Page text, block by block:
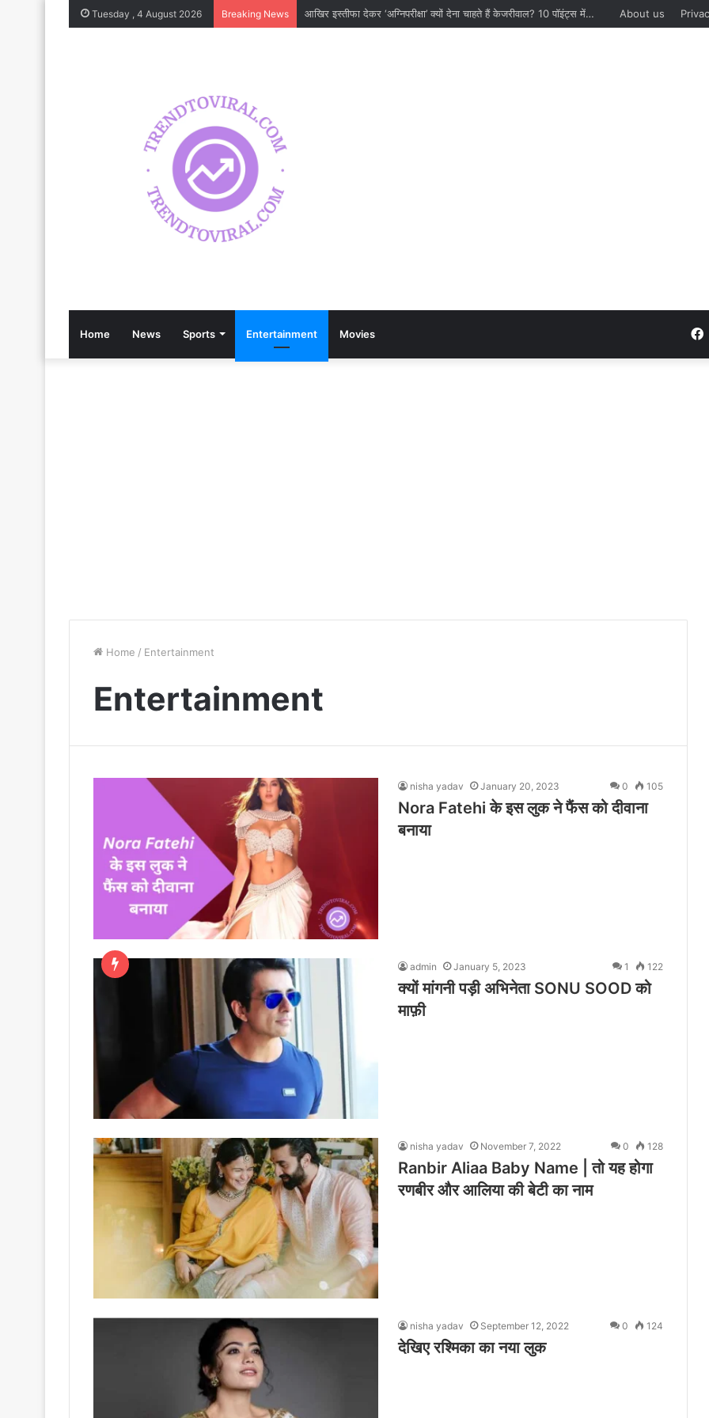
Tuesday , 4 August 2026 Breaking News आखिर इस्तीफा देकर ‘अग्निपरीक्षा’ क्यों देना चाहते हैं केजरीवाल? 10 पॉइंट्स में समझिए About us
Home News Sports Entertainment Movies
Home / Entertainment
Entertainment
nisha yadav January 20, 2023 0 105
Nora Fatehi के इस लुक ने फैंस को दीवाना
बनाया
admin January 5, 2023 1 122
क्यों मांगनी पड़ी अभिनेता SONU SOOD को
माफ़ी
nisha yadav November 7, 2022 0 128
Ranbir Aliaa Baby Name | तो यह होगा
रणबीर और आलिया की बेटी का नाम
nisha yadav September 12, 2022 0 124
देखिए रश्मिका का नया लुक